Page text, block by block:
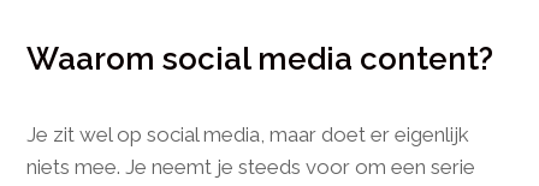
Waarom social media content?
Je zit wel op social media, maar doet er eigenlijk
niets mee. Je neemt je steeds voor om een serie